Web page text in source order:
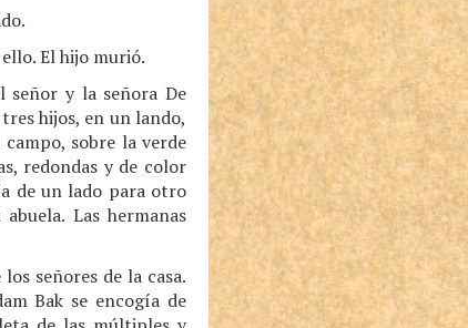
El hijo murió.
señor y la señora De
hijos, en un lando,
sobre la verde
redondas y de color
de un lado para otro
Las hermanas
señores de la casa.
Bak se encogía de